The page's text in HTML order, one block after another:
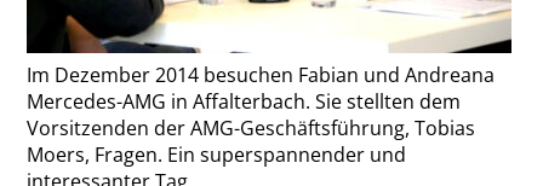
Im Dezember 2014 besuchen Fabian und Andreana
Mercedes-AMG in Affalterbach. Sie stellten dem
Vorsitzenden der AMG-Geschäftsführung, Tobias
Moers, Fragen. Ein superspannender und